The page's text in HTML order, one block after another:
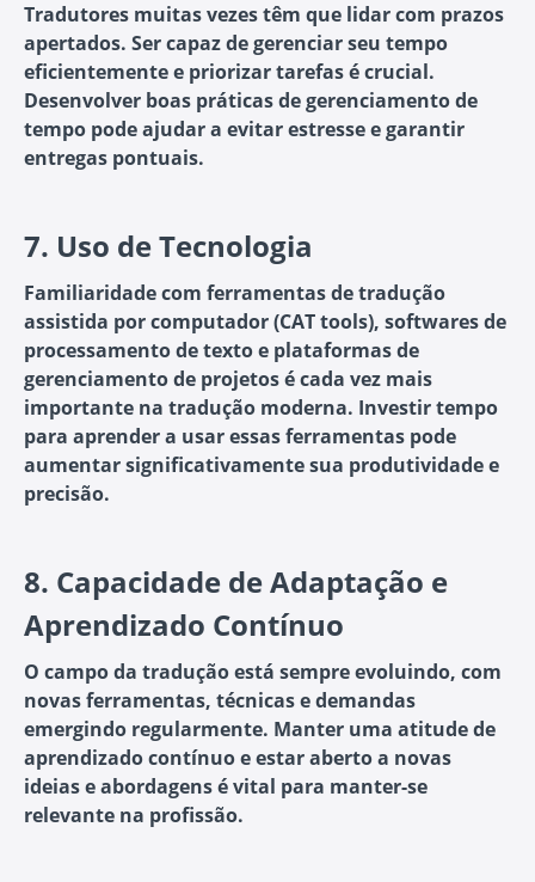
Tradutores muitas vezes têm que lidar com prazos
apertados. Ser capaz de gerenciar seu tempo
eficientemente e priorizar tarefas é crucial.
Desenvolver boas práticas de gerenciamento de
tempo pode ajudar a evitar estresse e garantir
entregas pontuais.
7. Uso de Tecnologia
Familiaridade com ferramentas de tradução
assistida por computador (CAT tools), softwares de
processamento de texto e plataformas de
gerenciamento de projetos é cada vez mais
importante na tradução moderna. Investir tempo
para aprender a usar essas ferramentas pode
aumentar significativamente sua produtividade e
precisão.
8. Capacidade de Adaptação e
Aprendizado Contínuo
O campo da tradução está sempre evoluindo, com
novas ferramentas, técnicas e demandas
emergindo regularmente. Manter uma atitude de
aprendizado contínuo e estar aberto a novas
ideias e abordagens é vital para manter-se
relevante na profissão.